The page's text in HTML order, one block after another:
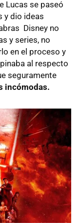
Lucas se paseó
y dio ideas
Disney no
y series, no
en el proceso y
al respecto
seguramente
incómodas.